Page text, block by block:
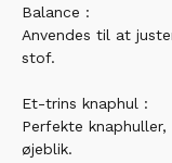
Balance :
Anvendes til at
stof.
Et-trins knaphul :
Perfekte
øjeblik.